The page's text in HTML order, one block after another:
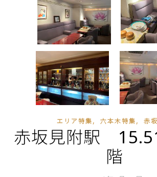
エリア特集, 六本木特集, 赤
赤坂見附駅
階